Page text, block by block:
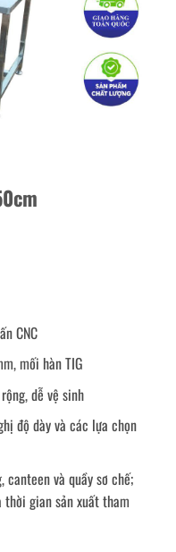
CNC
mối hàn TIG
dễ vệ sinh
độ dày và các lựa chọn
canteen và quầy sơ chế;
gian sản xuất tham